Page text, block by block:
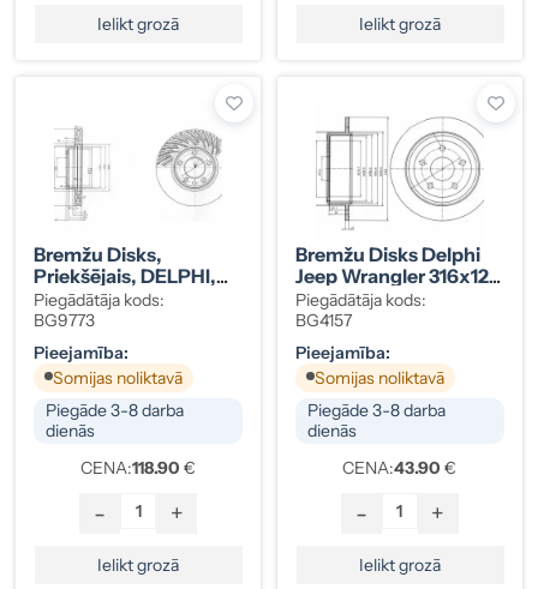
Ielikt grozā Ielikt grozā
Bremžu Disks,
Priekšējais, DELPHI,
PORSCHE CAYENNE /
VW TOUAREG
7L6615301D
Piegādātāja kods:
BG9773
Pieejamība:
Somijas noliktavā
Piegāde 3-8 darba
dienās
CENA:118.90 €
- +
Ielikt grozā
Bremžu Disks Delphi
Jeep Wrangler 316x12
Mm, Kods
152060147AA
Piegādātāja kods:
BG4157
Pieejamība:
Somijas noliktavā
Piegāde 3-8 darba
dienās
CENA:43.90 €
- +
Ielikt grozā